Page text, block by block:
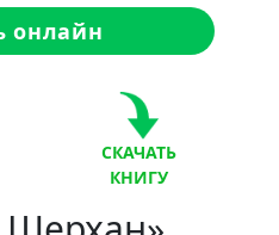
онлайн
СКАЧАТЬ
КНИГУ